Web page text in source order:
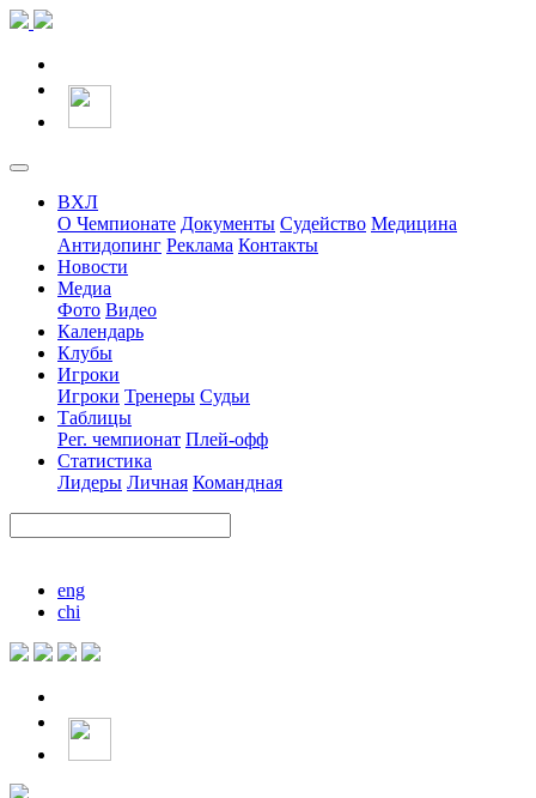
ВХЛ
О Чемпионате Документы Судейство Медицина
Антидопинг Реклама Контакты
Новости
Медиа
Фото Видео
Календарь
Клубы
Игроки
Игроки Тренеры Судьи
Таблицы
Рег. чемпионат Плей-офф
Статистика
Лидеры Личная Командная
eng
chi